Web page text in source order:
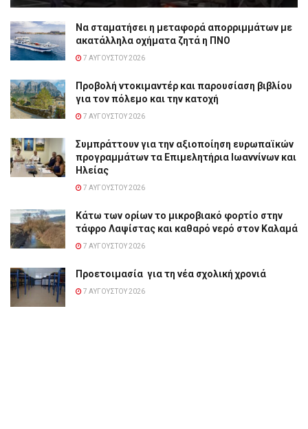
Να σταματήσει η μεταφορά απορριμμάτων με
ακατάλληλα οχήματα ζητά η ΠΝΟ
7 ΑΥΓΟΎΣΤΟΥ 2026
Προβολή ντοκιμαντέρ και παρουσίαση βιβλίου
για τον πόλεμο και την κατοχή
7 ΑΥΓΟΎΣΤΟΥ 2026
Συμπράττουν για την αξιοποίηση ευρωπαϊκών
προγραμμάτων τα Επιμελητήρια Ιωαννίνων και
Ηλείας
7 ΑΥΓΟΎΣΤΟΥ 2026
Κάτω των ορίων το μικροβιακό φορτίο στην
τάφρο Λαψίστας και καθαρό νερό στον Καλαμά
7 ΑΥΓΟΎΣΤΟΥ 2026
Προετοιμασία για τη νέα σχολική χρονιά
7 ΑΥΓΟΎΣΤΟΥ 2026